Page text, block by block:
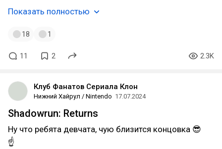
Показать полностью
18 1
11 2 2.3K
Клуб Фанатов Сериала Клон
Нижний Хайрул / Nintendo 17.07.2024
Shadowrun: Returns
Ну что ребята девчата, чую близится концовка 😎
☝